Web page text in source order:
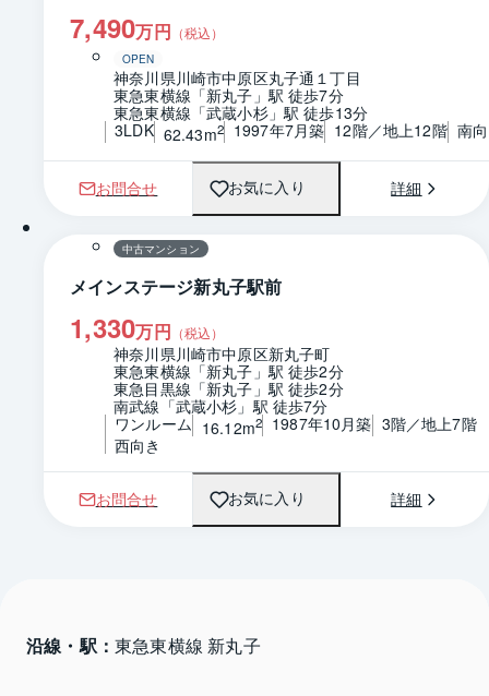
7,490万円 （税込）
OPEN
神奈川県川崎市中原区丸子通１丁目
東急東横線「新丸子」駅 徒歩7分
東急東横線「武蔵小杉」駅 徒歩13分
3LDK 62.43m2 1997年7月築 12階／地上12階 南
お問合せ お気に入り 詳細
1 / 0 間取り
中古マンション
メインステージ新丸子駅前
1,330万円 （税込）
神奈川県川崎市中原区新丸子町
東急東横線「新丸子」駅 徒歩2分
東急目黒線「新丸子」駅 徒歩2分
南武線「武蔵小杉」駅 徒歩7分
ワンルーム 16.12m2 1987年10月築 3階／地上7階
西向き
お問合せ お気に入り 詳細
沿線・駅： 東急東横線 新丸子